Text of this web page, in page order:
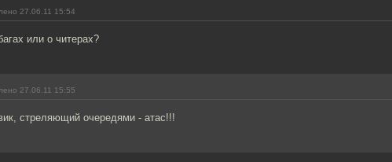
27.06.11 15:54
или о читерах?
27.06.11 15:55
стреляющий очередями - атас!!!